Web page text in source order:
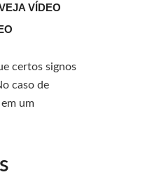
VÍDEO
certos signos
caso de
um